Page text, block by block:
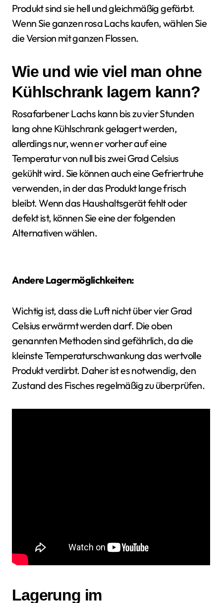
Produkt sind sie hell und gleichmäßig gefärbt.
Wenn Sie ganzen rosa Lachs kaufen, wählen Sie
die Version mit ganzen Flossen.
Wie und wie viel man ohne
Kühlschrank lagern kann?
Rosafarbener Lachs kann bis zu vier Stunden
lang ohne Kühlschrank gelagert werden,
allerdings nur, wenn er vorher auf eine
Temperatur von null bis zwei Grad Celsius
gekühlt wird. Sie können auch eine Gefriertruhe
verwenden, in der das Produkt lange frisch
bleibt. Wenn das Haushaltsgerät fehlt oder
defekt ist, können Sie eine der folgenden
Alternativen wählen.
Andere Lagermöglichkeiten:
Wichtig ist, dass die Luft nicht über vier Grad
Celsius erwärmt werden darf. Die oben
genannten Methoden sind gefährlich, da die
kleinste Temperaturschwankung das wertvolle
Produkt verdirbt. Daher ist es notwendig, den
Zustand des Fisches regelmäßig zu überprüfen.
Lagerung im